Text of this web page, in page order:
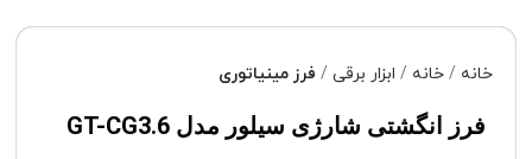
خانه خانه ابزار برقی فرز مینیاتوری
فرز انگشتی شارژی سیلور مدل GT-CG3.6